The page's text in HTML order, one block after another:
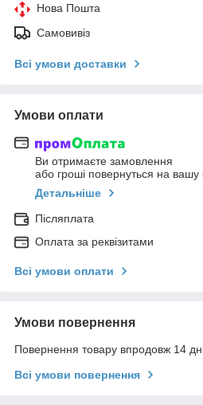
Нова Пошта
Самовивіз
Всі умови доставки
Умови оплати
Ви отримаєте замовлення
або гроші повернуться на вашу
Детальніше
Післяплата
Оплата за реквізитами
Всі умови оплати
Умови повернення
Повернення товару впродовж 14
Всі умови повернення